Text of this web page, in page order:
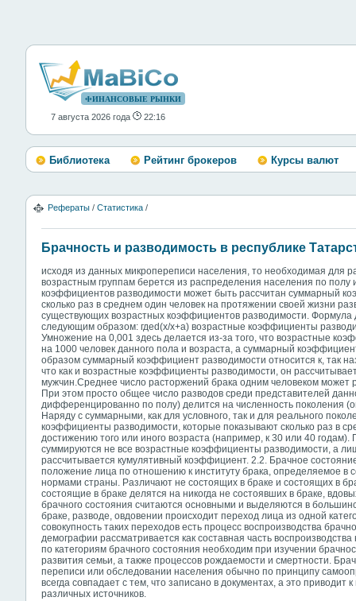
ФИНАНСОВЫЕ РЫНКИ
7 августа 2026 года 22:16
Библиотека Рейтинг брокеров Курсы валют
Рефераты / Статистика /
Брачность и разводимость в республике
исходя из данных микропереписи населения, то необходимая для
возрастным группам берется из распределения населения по полу
коэффициентов разводимости может быть рассчитан суммарный
сколько раз в среднем один человек на протяжении своей жизни
существующих возрастных коэффициентов разводимости. Формула
следующим образом: гдеd(х/х+а) возрастные коэффициенты
Умножение на 0,001 здесь делается из-за того, что возрастные
на 1000 человек данного пола и возраста, а суммарный
образом суммарный коэффициент разводимости относится к, так
что как и возрастные коэффициенты разводимости, он
мужчин.Среднее число расторжений брака одним человеком может
При этом просто общее число разводов среди представителей
дифференцированно по полу) делится на численность поколения
Наряду с суммарными, как для условного, так и для реального
коэффициенты разводимости, которые показывают сколько раз в
достижению того или иного возраста (например, к 30 или 40
суммируются не все возрастные коэффициенты разводимости, а
рассчитывается кумулятивный коэффициент. 2.2. Брачное
положение лица по отношению к институту брака, определяемое в
нормами страны. Различают не состоящих в браке и состоящих в
состоящие в браке делятся на никогда не состоявших в браке,
брачного состояния считаются основными и выделяются в
браке, разводе, овдовении происходит переход лица из одной
совокупность таких переходов есть процесс воспроизводства
демографии рассматривается как составная часть
по категориям брачного состояния необходим при изучении
развития семьи, а также процессов рождаемости и смертности.
переписи или обследовании населения обычно по принципу
всегда совпадает с тем, что записано в документах, а это приводит
различных источников.